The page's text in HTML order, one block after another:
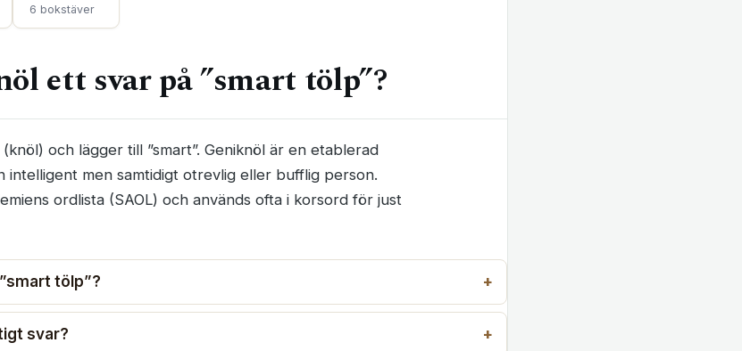
6 bokstäver
ett svar på ”smart tölp”?
och lägger till ”smart”. Geniknöl är en etablerad
intelligent men samtidigt otrevlig eller bufflig person.
ordlista (SAOL) och används ofta i korsord för just
tölp”?
svar?